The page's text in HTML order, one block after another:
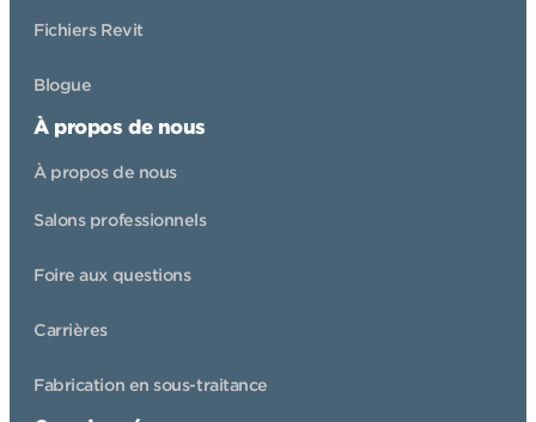
Fichiers Revit
Blogue
À propos de nous
À propos de nous
Salons professionnels
Foire aux questions
Carrières
Fabrication en sous-traitance